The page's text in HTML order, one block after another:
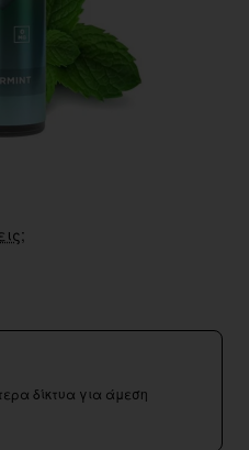
δίκτυα για άμεση